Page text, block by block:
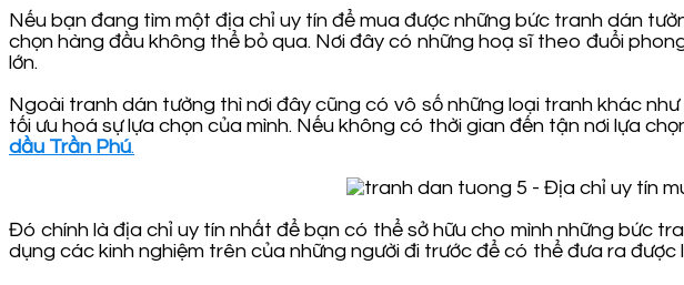
Nếu bạn đang tìm một địa chỉ uy tín để mua được những bức tranh dán
chọn hàng đầu không thể bỏ qua. Nơi đây có những hoạ sĩ theo đuổi
lớn.
Ngoài tranh dán tường thì nơi đây cũng có vô số những loại tranh khác
tối ưu hoá sự lựa chọn của mình. Nếu không có thời gian đến tận nơi lựa
dầu Trần Phú.
Đó chính là địa chỉ uy tín nhất để bạn có thể sở hữu cho mình những bức
dụng các kinh nghiệm trên của những người đi trước để có thể đưa ra được